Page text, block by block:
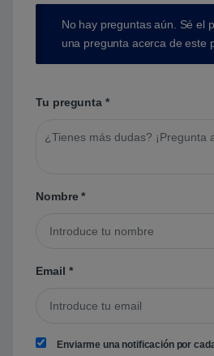
No hay preguntas aún. Sé el
una pregunta acerca de este
Tu pregunta *
Nombre*
Email *
Enviarme una notificación por